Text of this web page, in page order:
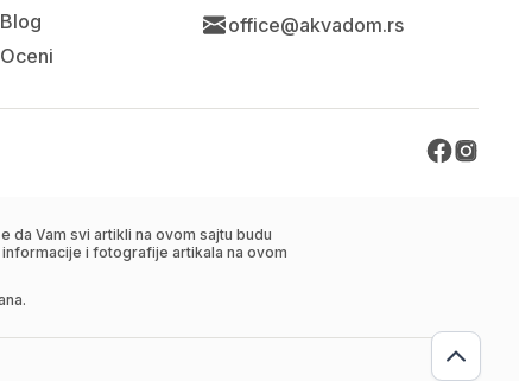
Blog
Oceni
office@akvadom.rs
da Vam svi artikli na ovom sajtu budu
i fotografije artikala na ovom